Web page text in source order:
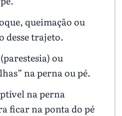
queimação ou
desse trajeto.
ou
na perna ou pé.
na perna
ficar na ponta do pé